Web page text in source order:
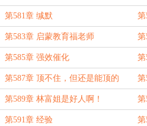
第581章 缄默 第
第583章 启蒙教育福老师 第
第585章 强效催化 第
第587章 顶不住，但还是能顶的
第589章 林富姐是好人啊！ 第
第591章 经验